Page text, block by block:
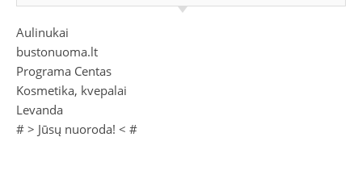
Aulinukai
bustonuoma.lt
Programa Centas
Kosmetika, kvepalai
Levanda
# > Jūsų nuoroda! < #